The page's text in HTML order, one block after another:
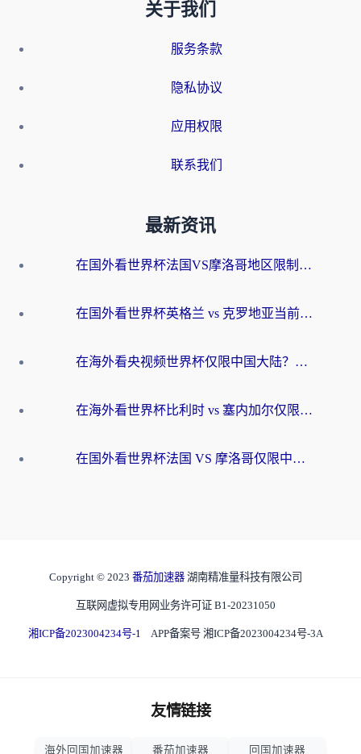
关于我们
服务条款
隐私协议
应用权限
联系我们
最新资讯
在国外看世界杯法国VS摩洛哥地区限制？这篇指南让你流畅看中文解说无压力
在国外看世界杯英格兰 vs 克罗地亚当前地区不可播放？这篇指南帮你搞定所有海外观赛难题
在海外看央视频世界杯仅限中国大陆？这篇指南帮你解锁中文解说+无卡顿直播
在海外看世界杯比利时 vs 塞内加尔仅限中国大陆？我找到了最流畅的中文解说之路
在国外看世界杯法国 VS 摩洛哥仅限中国大陆？海外党这样看中文解说赛事不卡顿
Copyright © 2023 番茄加速器 湖南精准量科技有限公司
互联网虚拟专用网业务许可证 B1-20231050
湘ICP备2023004234号-1 APP备案号 湘ICP备2023004234号-3A
友情链接
海外回国加速器 番茄加速器 回国加速器